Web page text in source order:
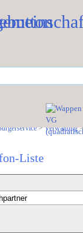
>Verwaltung
Liste